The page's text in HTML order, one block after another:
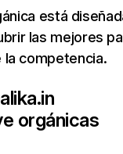
está
las mejores
la competencia.
orgánicas